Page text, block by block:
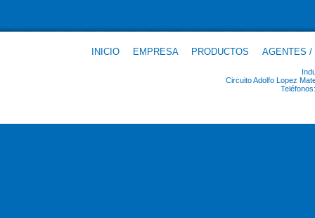
INICIO EMPRESA PRODUCTOS AGENTES /
Circuito Adolfo Lopez